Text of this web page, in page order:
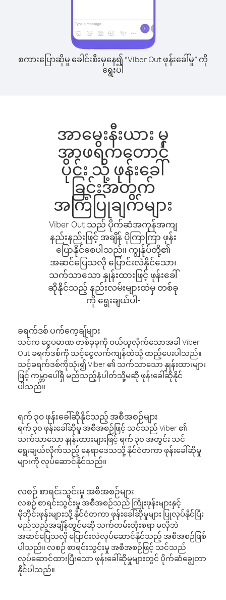
စကားပြောဆိုမှု ခေါင်းစီးမှနေ၍ “Viber Out ဖုန်းခေါ်မှု” ကို
ရွေးပါ
အာမေးနီးယား မှ
အာဖရိကတောင်
ပိုင်း သို့ ဖုန်းခေါ်
ခြင်းအတွက်
အကြံပြုချက်များ
Viber Out သည် ပိုက်ဆံအကုန်အကျ
နည်းနည်းဖြင့် အချိန် ပိုကြာကြာ ဖုန်း
ပြောနိုင်စေပါသည်။ ကျွန်ုပ်တို့၏
အဆင်ပြေသလို ပြောင်းလဲနိုင်သော၊
သက်သာသော နှုန်းထားဖြင့် ဖုန်းခေါ်
ဆိုနိုင်သည့် နည်းလမ်းများထဲမှ တစ်ခု
ကို ရွေးချယ်ပါ-
ခရက်ဒစ် ပက်ကေ့ချ်များ
သင်က ငွေပမာဏ တစ်ခုခုကို ဝယ်ယူလိုက်သောအခါ Viber
Out ခရက်ဒစ်ကို သင့်ငွေလက်ကျန်ထဲသို့ ထည့်ပေးပါသည်။
သင့်ခရက်ဒစ်ကိုသုံး၍ Viber ၏ သက်သာသော နှုန်းထားများ
ဖြင့် ကမ္ဘာပေါ်ရှိ မည်သည့်နံပါတ်သို့မဆို ဖုန်းခေါ်ဆိုနိုင်
ပါသည်။
ရက် ၃၀ ဖုန်းခေါ်ဆိုနိုင်သည့် အစီအစဉ်များ
ရက် ၃၀ ဖုန်းခေါ်ဆိုမှု အစီအစဉ်ဖြင့် သင်သည် Viber ၏
သက်သာသော နှုန်းထားများဖြင့် ရက် ၃၀ အတွင်း သင်
ရွေးချယ်လိုက်သည့် နေရာဒေသသို့ နိုင်ငံတကာ ဖုန်းခေါ်ဆိုမှု
များကို လုပ်ဆောင်နိုင်သည်။
လစဉ် စာရင်းသွင်းမှု အစီအစဉ်များ
လစဉ် စာရင်းသွင်းမှု အစီအစဉ်သည် ကြိုးဖုန်းများနှင့်
မိုဘိုင်းဖုန်းများသို့ နိုင်ငံတကာ ဖုန်းခေါ်ဆိုမှုများ ပြုလုပ်နိုင်ပြီး
မည်သည့်အချိန်တွင်မဆို သက်တမ်းတိုးစရာ မလိုဘဲ
အဆင်ပြေသလို ပြောင်းလဲလုပ်ဆောင်နိုင်သည့် အစီအစဉ်ဖြစ်
ပါသည်။ လစဉ် စာရင်းသွင်းမှု အစီအစဉ်ဖြင့် သင်သည်
လုပ်ဆောင်ထားပြီးသော ဖုန်းခေါ်ဆိုမှုများတွင် ပိုက်ဆံချွေတာ
နိုင်ပါသည်။